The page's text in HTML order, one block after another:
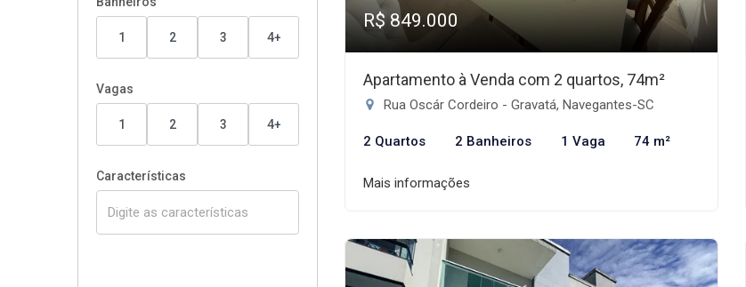
1 2 3 4+
Vagas
1 2 3 4+
Características
R$ 849.000
Apartamento à Venda com 2 quartos, 74m²
Rua Oscár Cordeiro - Gravatá, Navegantes-SC
2 Quartos 2 Banheiros 1 Vaga 74 m²
Mais informações